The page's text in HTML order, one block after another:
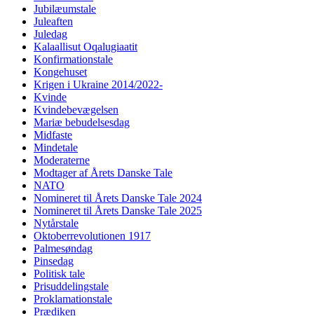
Jubilæumstale
Juleaften
Juledag
Kalaallisut Oqalugiaatit
Konfirmationstale
Kongehuset
Krigen i Ukraine 2014/2022-
Kvinde
Kvindebevægelsen
Mariæ bebudelsesdag
Midfaste
Mindetale
Moderaterne
Modtager af Årets Danske Tale
NATO
Nomineret til Årets Danske Tale 2024
Nomineret til Årets Danske Tale 2025
Nytårstale
Oktoberrevolutionen 1917
Palmesøndag
Pinsedag
Politisk tale
Prisuddelingstale
Proklamationstale
Prædiken